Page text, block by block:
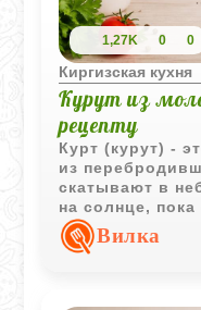
1,27K 0 0
Киргизская кухня
Курут из
рецепту
Курт (курут) -
из
скатывают в
на солнце,
как камень. Его
или добавлять
Вилка